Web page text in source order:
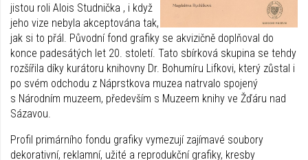
jistou roli Alois Studnička , i když
jeho vize nebyla akceptována tak,
jak si to přál. Původní fond grafiky se akvizičně doplňoval do
konce padesátých let 20. století. Tato sbírková skupina se tehdy
rozšířila díky kurátoru knihovny Dr. Bohumíru Lifkovi, který zůstal i
po svém odchodu z Náprstkova muzea natrvalo spojený
s Národním muzeem, především s Muzeem knihy ve Žďáru nad
Sázavou.
Profil primárního fondu grafiky vymezují zajímavé soubory
dekorativní, reklamní, užité a reprodukční grafiky, kresby